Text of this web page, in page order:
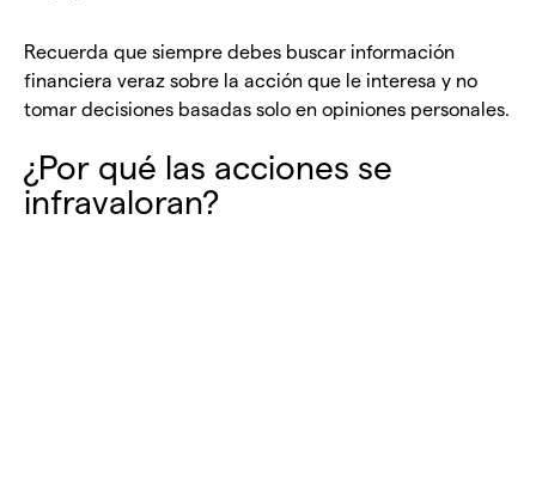
Recuerda que siempre debes buscar información
financiera veraz sobre la acción que le interesa y no
tomar decisiones basadas solo en opiniones personales.
¿Por qué las acciones se
infravaloran?